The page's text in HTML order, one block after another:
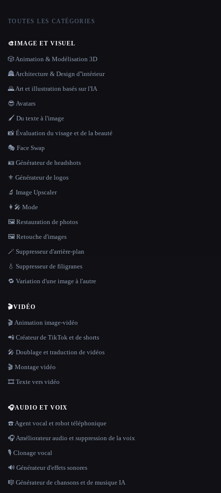
TOUTES LES CATÉGORIES
🎨IMAGE ET VISUEL
🎲 Animation & Modélisation 3D
🏯 Architecture & Design d''intérieur
🌄 Art et illustration basés sur l'IA
😎 Avatars
🖌️ Du texte à l'image
📸 Évaluation du visage et de la beauté
🎭 Face Swap
🪪 Générateur de headshots
⚜️ Générateur de logos
🔬 Image Upscaler
👩‍🎤 Mode
🖼️ Restauration de photos
🖼️ Retouche d'images
🪄 Suppresseur d'arrière-plan
💧 Suppresseur de filigranes
🔁 Variation d'une image à l'autre
🎬VIDÉO
🎬 Animation image-vidéo
📲 Créateur de TikTok et de shorts
🎤 Doublage et traduction de vidéos
🎬 Montage vidéo
🎞️ Texte vers vidéo
🎧AUDIO ET VOIX
☎️ Agent vocal et robot téléphonique
🎧 Améliorateur audio et suppression de la voix
🎙️ Clonage vocal
🔊 Générateur d'effets sonores
🎼 Générateur de chansons et de musique IA